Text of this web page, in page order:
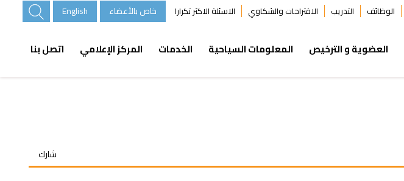
الوظائف التدريب الاقتراحات والشكاوي الاسئلة الاكثر تكرارا خاص بالأعضاء English
العضوية و الترخيص المعلومات السياحية الخدمات المركز الإعلامي اتصل بنا
شارك